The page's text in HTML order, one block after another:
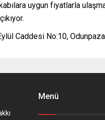
uygun fiyatlarla
Caddesi No:10,
Menü